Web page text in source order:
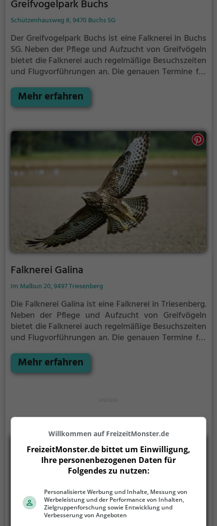
Greifvogelpark Buchs
Schützenhausweg 8, 9470 Buchs SG
Der Greifvogelpark Buchs ist eine Falknerei in Buchs
SG. Neben der Pflege und Aufzucht von Greifvögeln
bietet die Falknerei auch regelmäßige Besuchszeiten
und Flugvorführungen an. Die genauen Termine für
Mehr erfahren
Falknerei Galina
Im Malbun 20, 9497 Triesenberg
Die Falknerei Galina ist eine Falknerei in Triesenberg.
Neben der Pflege und Aufzucht von Greifvögeln
bietet die Falknerei auch regelmäßige Besuchszeiten
und Flugvorführungen an. Die genauen Termine für
Mehr erfahren
Willkommen auf FreizeitMonster.de
FreizeitMonster.de bittet um Einwilligung,
Ihre personenbezogenen Daten für
Folgendes zu nutzen:
Personalisierte Werbung und Inhalte, Messung von
Werbeleistung und der Performance von Inhalten,
Zielgruppenforschung sowie Entwicklung und
Verbesserung von Angeboten